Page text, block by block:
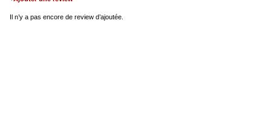
Il n’y a pas encore de review d’ajoutée.